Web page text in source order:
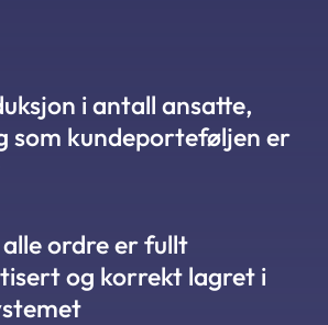
i antall ansatte,
som kundeporteføljen er
alle ordre er fullt
og korrekt lagret i